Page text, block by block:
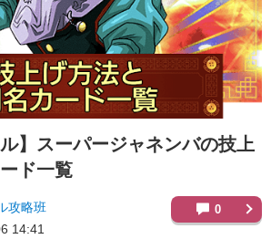
】 スーパージャネンバの技上
ド一覧
攻略班
14:41
0